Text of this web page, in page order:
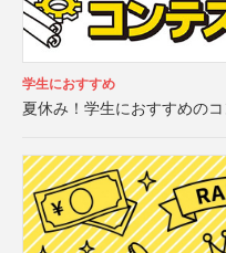
学生におすすめ
夏休み！学生におすすめの